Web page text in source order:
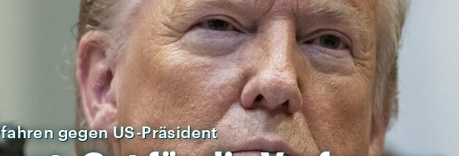
gegen US-Präsident